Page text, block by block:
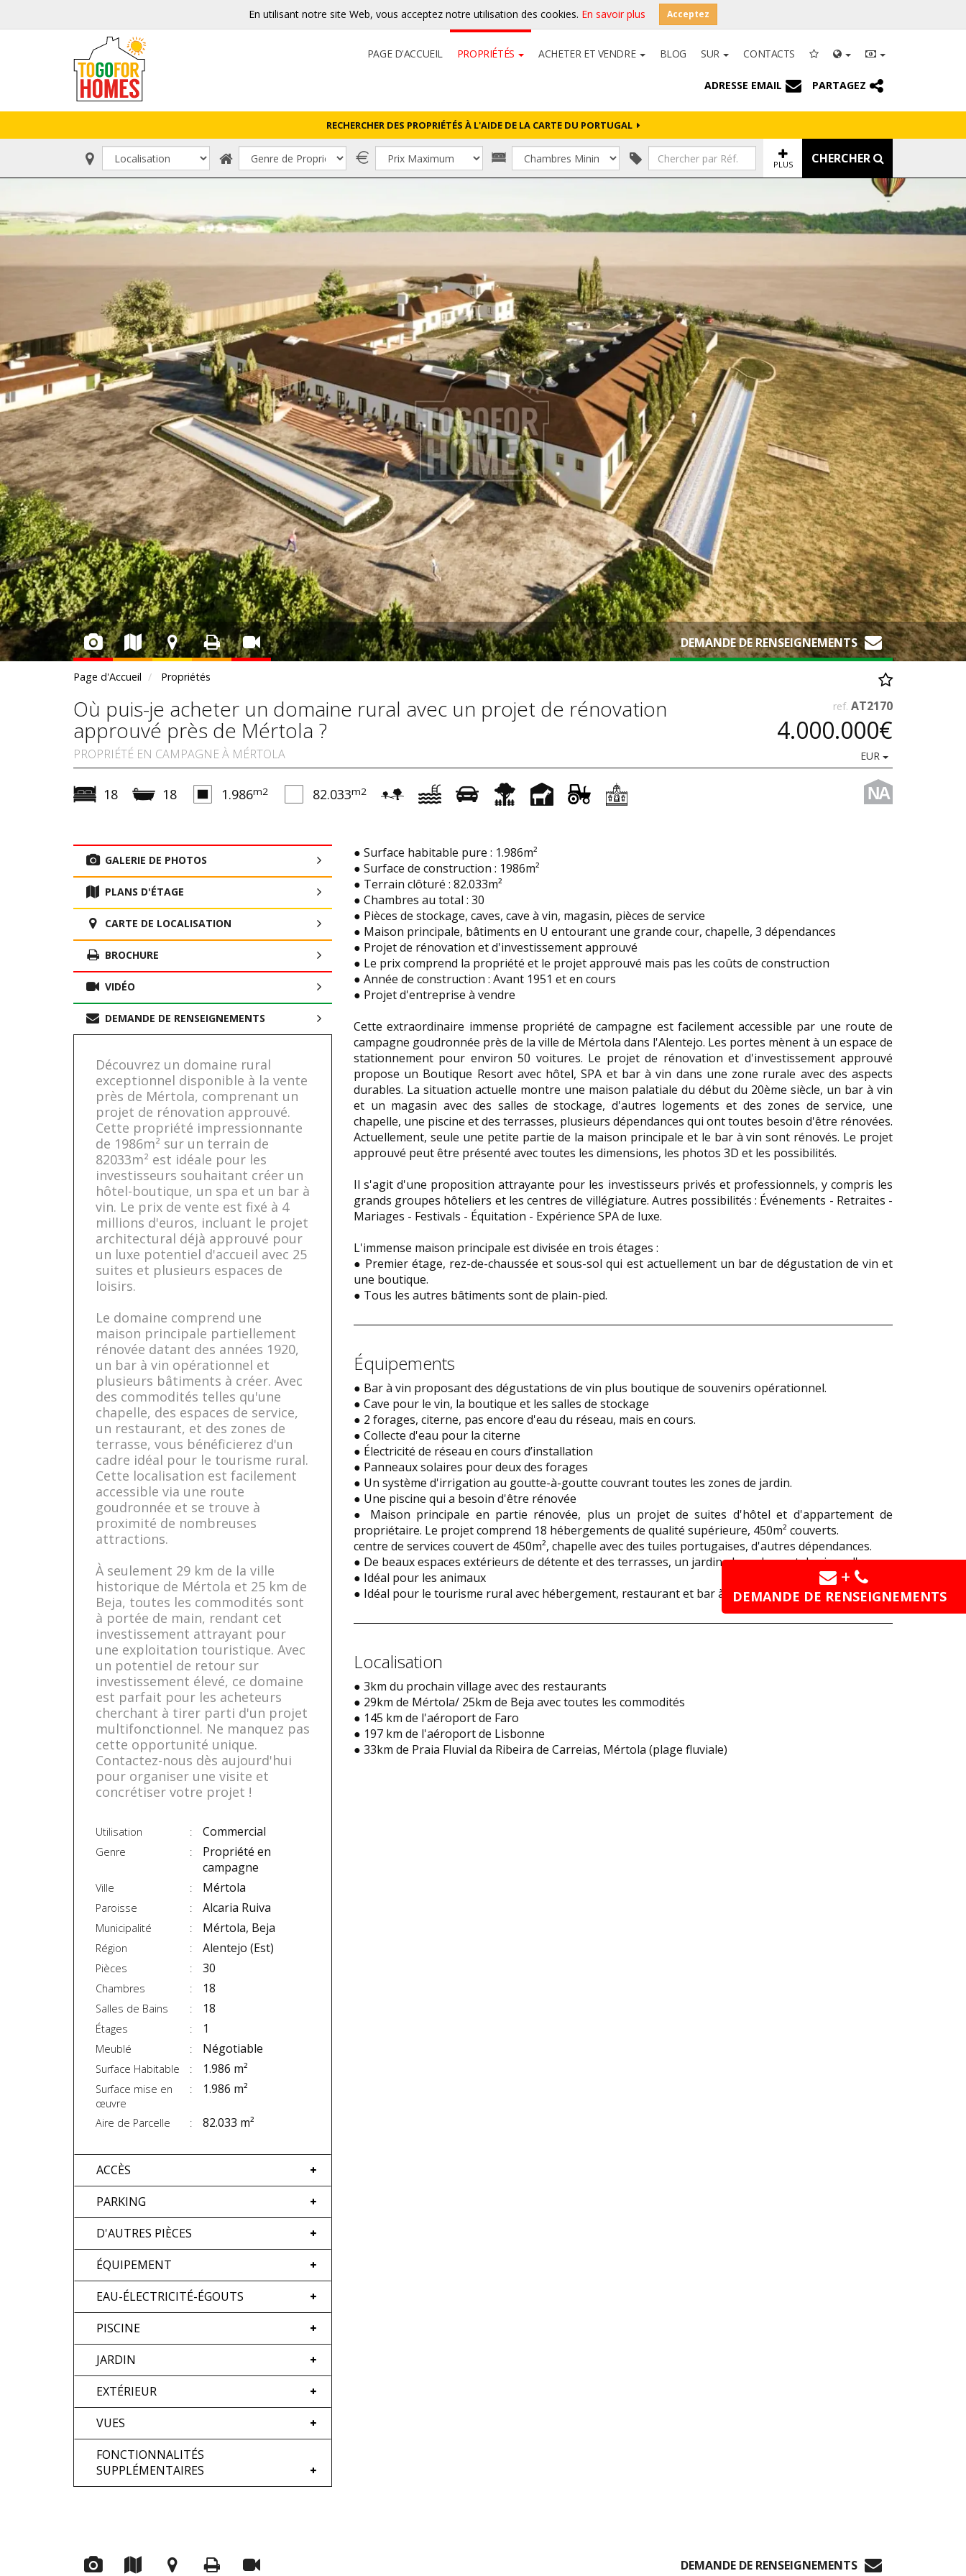
En utilisant notre site Web, vous acceptez notre utilisation des cookies. En savoir plus Acceptez
PAGE D'ACCUEIL PROPRIÉTÉS ACHETER ET VENDRE BLOG SUR CONTACTS
ADRESSE EMAIL PARTAGEZ
RECHERCHER DES PROPRIÉTÉS À L'AIDE DE LA CARTE DU PORTUGAL
PLUS CHERCHER
DEMANDE DE RENSEIGNEMENTS
Page d'Accueil Propriétés
Où puis-je acheter un domaine rural avec un projet de rénovation
approuvé près de Mértola ?
PROPRIÉTÉ EN CAMPAGNE À MÉRTOLA
ref. AT2170
4.000.000€
EUR
NA
18 18 1.986m2 82.033m2
GALERIE DE PHOTOS
PLANS D'ÉTAGE
CARTE DE LOCALISATION
BROCHURE
VIDÉO
DEMANDE DE RENSEIGNEMENTS
Découvrez un domaine rural
exceptionnel disponible à la vente
près de Mértola, comprenant un
projet de rénovation approuvé.
Cette propriété impressionnante
de 1986m² sur un terrain de
82033m² est idéale pour les
investisseurs souhaitant créer un
hôtel-boutique, un spa et un bar à
vin. Le prix de vente est fixé à 4
millions d'euros, incluant le projet
architectural déjà approuvé pour
un luxe potentiel d'accueil avec 25
suites et plusieurs espaces de
loisirs.
Le domaine comprend une
maison principale partiellement
rénovée datant des années 1920,
un bar à vin opérationnel et
plusieurs bâtiments à créer. Avec
des commodités telles qu'une
chapelle, des espaces de service,
un restaurant, et des zones de
terrasse, vous bénéficierez d'un
cadre idéal pour le tourisme rural.
Cette localisation est facilement
accessible via une route
goudronnée et se trouve à
proximité de nombreuses
attractions.
À seulement 29 km de la ville
historique de Mértola et 25 km de
Beja, toutes les commodités sont
à portée de main, rendant cet
investissement attrayant pour
une exploitation touristique. Avec
un potentiel de retour sur
investissement élevé, ce domaine
est parfait pour les acheteurs
cherchant à tirer parti d'un projet
multifonctionnel. Ne manquez pas
cette opportunité unique.
Contactez-nous dès aujourd'hui
pour organiser une visite et
concrétiser votre projet !
Utilisation Commercial
Genre
Propriété en
campagne
Ville Mértola
Paroisse Alcaria Ruiva
Municipalité Mértola, Beja
Région Alentejo (Est)
Pièces 30
Chambres 18
Salles de Bains 18
Étages 1
Meublé Négotiable
Surface Habitable 1.986 m²
Surface mise en
œuvre
1.986 m²
Aire de Parcelle 82.033 m²
ACCÈS
PARKING
D'AUTRES PIÈCES
ÉQUIPEMENT
EAU-ÉLECTRICITÉ-ÉGOUTS
PISCINE
JARDIN
EXTÉRIEUR
VUES
FONCTIONNALITÉS
SUPPLÉMENTAIRES
● Surface habitable pure : 1.986m²
● Surface de construction : 1986m²
● Terrain clôturé : 82.033m²
● Chambres au total : 30
● Pièces de stockage, caves, cave à vin, magasin, pièces de service
● Maison principale, bâtiments en U entourant une grande cour, chapelle, 3 dépendances
● Projet de rénovation et d'investissement approuvé
● Le prix comprend la propriété et le projet approuvé mais pas les coûts de construction
● Année de construction : Avant 1951 et en cours
● Projet d'entreprise à vendre
Cette extraordinaire immense propriété de campagne est facilement accessible par une route de
campagne goudronnée près de la ville de Mértola dans l'Alentejo. Les portes mènent à un espace de
stationnement pour environ 50 voitures. Le projet de rénovation et d'investissement approuvé
propose un Boutique Resort avec hôtel, SPA et bar à vin dans une zone rurale avec des aspects
durables. La situation actuelle montre une maison palatiale du début du 20ème siècle, un bar à vin
et un magasin avec des salles de stockage, d'autres logements et des zones de service, une
chapelle, une piscine et des terrasses, plusieurs dépendances qui ont toutes besoin d'être rénovées.
Actuellement, seule une petite partie de la maison principale et le bar à vin sont rénovés. Le projet
approuvé peut être présenté avec toutes les dimensions, les photos 3D et les possibilités.
Il s'agit d'une proposition attrayante pour les investisseurs privés et professionnels, y compris les
grands groupes hôteliers et les centres de villégiature. Autres possibilités : Événements - Retraites -
Mariages - Festivals - Équitation - Expérience SPA de luxe.
L'immense maison principale est divisée en trois étages :
● Premier étage, rez-de-chaussée et sous-sol qui est actuellement un bar de dégustation de vin et
une boutique.
● Tous les autres bâtiments sont de plain-pied.
Équipements
● Bar à vin proposant des dégustations de vin plus boutique de souvenirs opérationnel.
● Cave pour le vin, la boutique et les salles de stockage
● 2 forages, citerne, pas encore d'eau du réseau, mais en cours.
● Collecte d'eau pour la citerne
● Électricité de réseau en cours d’installation
● Panneaux solaires pour deux des forages
● Un système d'irrigation au goutte-à-goutte couvrant toutes les zones de jardin.
● Une piscine qui a besoin d'être rénovée
● Maison principale en partie rénovée, plus un projet de suites d'hôtel et d'appartement de
propriétaire. Le projet comprend 18 hébergements de qualité supérieure, 450m² couverts.
centre de services couvert de 450m², chapelle avec des tuiles portugaises, d'autres dépendances.
● De beaux espaces extérieurs de détente et des terrasses, un jardin, des arbres et des jeux d'eau.
● Idéal pour les animaux
● Idéal pour le tourisme rural avec hébergement, restaurant et bar à vins et dégustation.
Localisation
● 3km du prochain village avec des restaurants
● 29km de Mértola/ 25km de Beja avec toutes les commodités
● 145 km de l'aéroport de Faro
● 197 km de l'aéroport de Lisbonne
● 33km de Praia Fluvial da Ribeira de Carreias, Mértola (plage fluviale)
DEMANDE DE RENSEIGNEMENTS
DEMANDE DE RENSEIGNEMENTS
+